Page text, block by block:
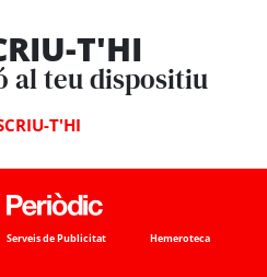
T'HI
al teu dispositiu
T'HI
Serveis de Publicitat Hemeroteca